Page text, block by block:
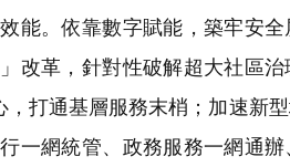
能。依靠數字賦能，築牢安
改革，針對性破解超大社區
打通基層服務末梢；加速新
一網統管、政務服務一網通